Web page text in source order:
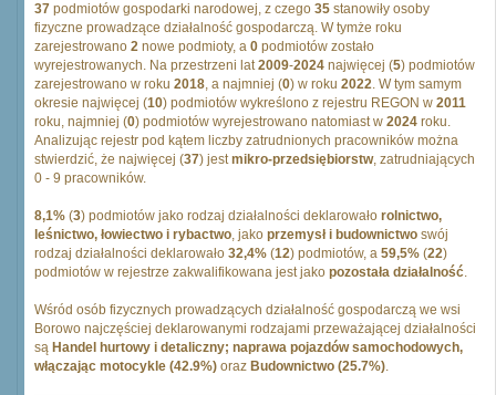
37 podmiotów gospodarki narodowej, z czego 35 stanowiły osoby
fizyczne prowadzące działalność gospodarczą. W tymże roku
zarejestrowano 2 nowe podmioty, a 0 podmiotów zostało
wyrejestrowanych. Na przestrzeni lat2009-2024 najwięcej (5) podmiotów
zarejestrowano w roku 2018, a najmniej (0) w roku 2022. W tym samym
okresie najwięcej (10) podmiotów wykreślono z rejestru REGON w 2011
roku, najmniej (0) podmiotów wyrejestrowano natomiast w 2024 roku.
Analizując rejestr pod kątem liczby zatrudnionych pracowników można
stwierdzić, że najwięcej (37) jestmikro-przedsiębiorstw, zatrudniających
0 - 9 pracowników.
8,1% (3) podmiotów jako rodzaj działalności deklarowało rolnictwo,
leśnictwo, łowiectwo i rybactwo, jako przemysł i budownictwo swój
rodzaj działalności deklarowało 32,4% (12) podmiotów, a 59,5% (22)
podmiotów w rejestrze zakwalifikowana jest jako pozostała działalność.
Wśród osób fizycznych prowadzących działalność gospodarczą we wsi
Borowo najczęściej deklarowanymi rodzajami przeważającej działalności
są Handel hurtowy i detaliczny; naprawa pojazdów samochodowych,
włączając motocykle (42.9%) oraz Budownictwo (25.7%).